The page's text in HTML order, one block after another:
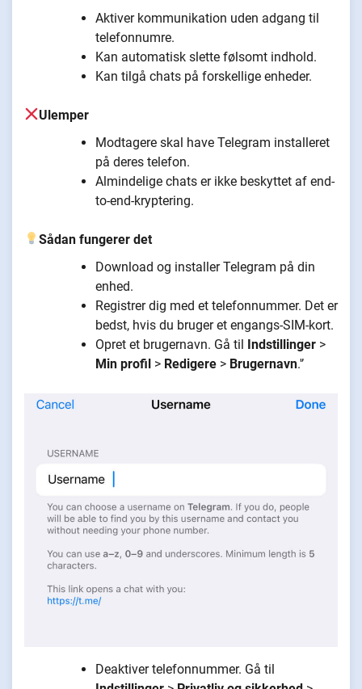
Aktiver kommunikation uden adgang til
telefonnumre.
Kan automatisk slette følsomt indhold.
Kan tilgå chats på forskellige enheder.
Ulemper
Modtagere skal have Telegram installeret
på deres telefon.
Almindelige chats er ikke beskyttet af end-
to-end-kryptering.
Sådan fungerer det
Download og installer Telegram på din
enhed.
Registrer dig med et telefonnummer. Det er
bedst, hvis du bruger et engangs-SIM-kort.
Opret et brugernavn. Gå til Indstillinger >
Min profil > Redigere > Brugernavn.'’
Deaktiver telefonnummer. Gå til